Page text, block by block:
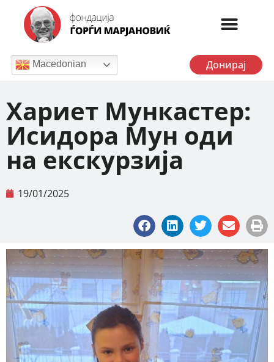
Macedonian Донирај
Хариет Мункастер:
Исидора Мун оди
на екскурзија
19/01/2025